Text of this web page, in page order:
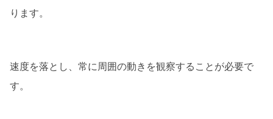
ります。
速度を落とし、常に周囲の動きを観察することが必要で
す。